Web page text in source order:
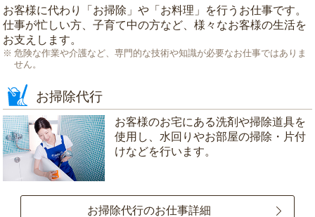
お客様に代わり「 お掃除 」や「 お料理 」を行うお仕事です。
仕事が忙しい方、子育て中の方など、様々なお客様の生活を
お支えします。
危険な作業や介護など、専門的な技術や知識が必要なお仕事ではありま
せん。
お掃除代行
お客様のお宅にある洗剤や掃除道具を
使用し、水回りやお部屋の掃除・片付
けなどを行います。
お掃除代行のお仕事詳細